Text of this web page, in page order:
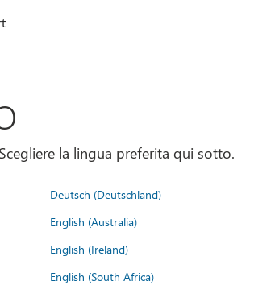
la lingua preferita qui sotto.
Deutsch (Deutschland)
English (Australia)
English (Ireland)
English (South Africa)